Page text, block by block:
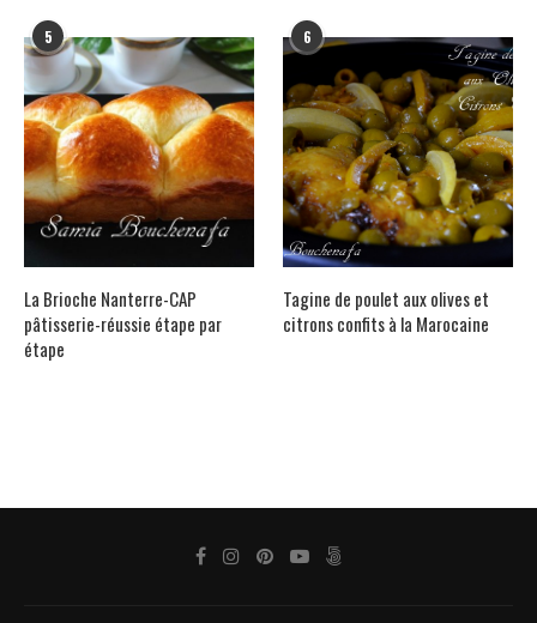
5
La Brioche Nanterre-CAP
pâtisserie-réussie étape par
étape
6
Tagine de poulet aux olives et
citrons confits à la Marocaine